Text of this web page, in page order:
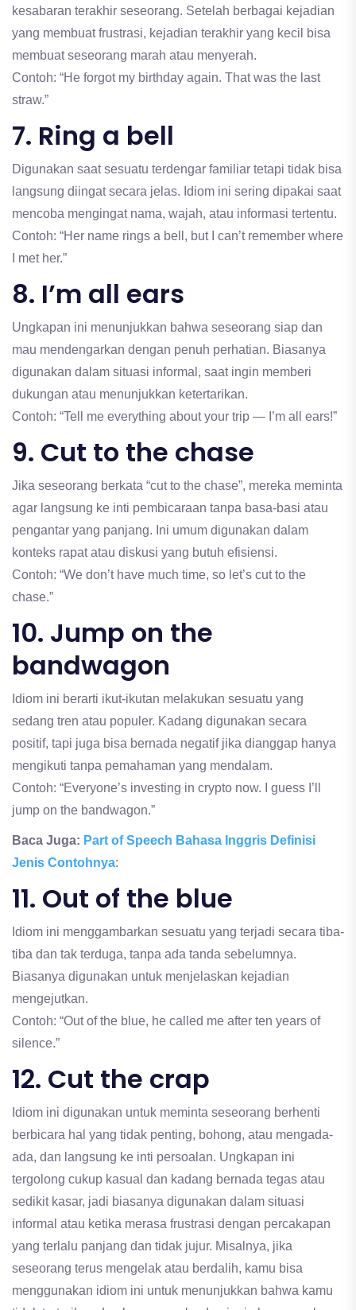
kesabaran terakhir seseorang. Setelah berbagai kejadian
yang membuat frustrasi, kejadian terakhir yang kecil bisa
membuat seseorang marah atau menyerah.
Contoh: “He forgot my birthday again. That was the last
straw.”
7. Ring a bell
Digunakan saat sesuatu terdengar familiar tetapi tidak bisa
langsung diingat secara jelas. Idiom ini sering dipakai saat
mencoba mengingat nama, wajah, atau informasi tertentu.
Contoh: “Her name rings a bell, but I can’t remember where
I met her.”
8. I’m all ears
Ungkapan ini menunjukkan bahwa seseorang siap dan
mau mendengarkan dengan penuh perhatian. Biasanya
digunakan dalam situasi informal, saat ingin memberi
dukungan atau menunjukkan ketertarikan.
Contoh: “Tell me everything about your trip — I’m all ears!”
9. Cut to the chase
Jika seseorang berkata “cut to the chase”, mereka meminta
agar langsung ke inti pembicaraan tanpa basa-basi atau
pengantar yang panjang. Ini umum digunakan dalam
konteks rapat atau diskusi yang butuh efisiensi.
Contoh: “We don’t have much time, so let’s cut to the
chase.”
10. Jump on the
bandwagon
Idiom ini berarti ikut-ikutan melakukan sesuatu yang
sedang tren atau populer. Kadang digunakan secara
positif, tapi juga bisa bernada negatif jika dianggap hanya
mengikuti tanpa pemahaman yang mendalam.
Contoh: “Everyone’s investing in crypto now. I guess I’ll
jump on the bandwagon.”
Baca Juga: Part of Speech Bahasa Inggris Definisi
Jenis Contohnya:
11. Out of the blue
Idiom ini menggambarkan sesuatu yang terjadi secara tiba-
tiba dan tak terduga, tanpa ada tanda sebelumnya.
Biasanya digunakan untuk menjelaskan kejadian
mengejutkan.
Contoh: “Out of the blue, he called me after ten years of
silence.”
12. Cut the crap
Idiom ini digunakan untuk meminta seseorang berhenti
berbicara hal yang tidak penting, bohong, atau mengada-
ada, dan langsung ke inti persoalan. Ungkapan ini
tergolong cukup kasual dan kadang bernada tegas atau
sedikit kasar, jadi biasanya digunakan dalam situasi
informal atau ketika merasa frustrasi dengan percakapan
yang terlalu panjang dan tidak jujur. Misalnya, jika
seseorang terus mengelak atau berdalih, kamu bisa
menggunakan idiom ini untuk menunjukkan bahwa kamu